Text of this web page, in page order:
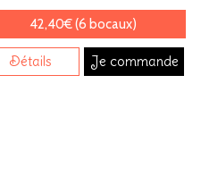
42,40€ (6 bocaux)
Détails Je commande